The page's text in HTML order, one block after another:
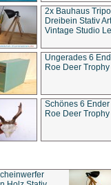
2x Bauhaus
Dreibein Stativ
Vintage Studio
Ungerades 6
Roe Deer
Schönes 6
Roe Deer